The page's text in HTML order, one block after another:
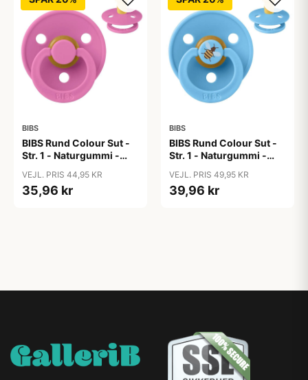
BIBS
BIBS Rund Colour Sut -
Str. 1 - Naturgummi -
VEJL. PRIS 44,95 KR
35,96 kr
BIBS
BIBS Rund Colour Sut -
Str. 1 - Naturgummi -
Breeze
VEJL. PRIS 49,95 KR
39,96 kr